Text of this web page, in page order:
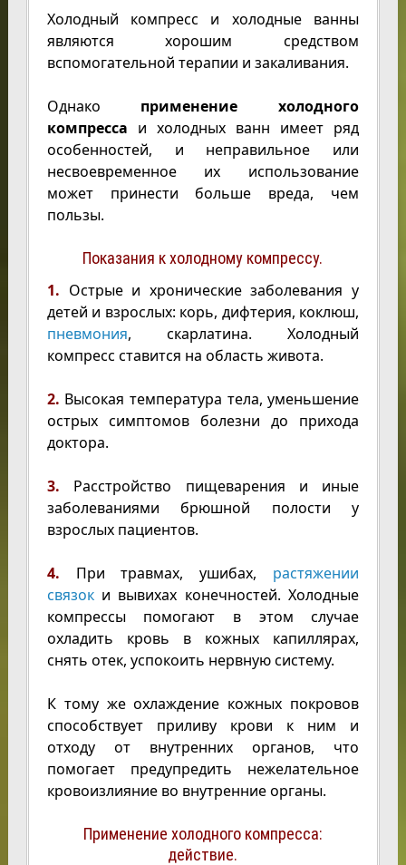
Холодный компресс и холодные ванны
являются хорошим средством
вспомогательной терапии и закаливания.
Однако применение холодного
компресса и холодных ванн имеет ряд
особенностей, и неправильное или
несвоевременное их использование
может принести больше вреда, чем
пользы.
Показания к холодному компрессу.
1. Острые и хронические заболевания у
детей и взрослых: корь, дифтерия, коклюш,
пневмония, скарлатина. Холодный
компресс ставится на область живота.
2. Высокая температура тела, уменьшение
острых симптомов болезни до прихода
доктора.
3.
Расстройство пищеварения и иные
заболеваниями брюшной полости у
взрослых пациентов.
4. При травмах, ушибах, растяжении
связоки вывихах конечностей. Холодные
компрессы помогают в этом случае
охладить кровь в кожных капиллярах,
снять отек, успокоить нервную систему.
К тому же охлаждение кожных покровов
способствует приливу крови к ним и
отходу от внутренних органов, что
помогает предупредить нежелательное
кровоизлияние во внутренние органы.
Применение холодного компресса:
действие.